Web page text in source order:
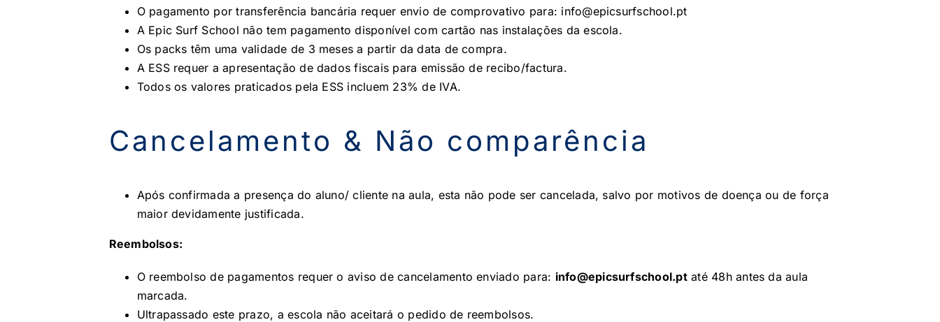
O pagamento por transferência bancária requer envio de comprovativo para: info@epicsurfschool.pt
A Epic Surf School não tem pagamento disponível com cartão nas instalações da escola.
Os packs têm uma validade de 3 meses a partir da data de compra.
A ESS requer a apresentação de dados fiscais para emissão de recibo/factura.
Todos os valores praticados pela ESS incluem 23% de IVA.
Cancelamento & Não comparência
Após confirmada a presença do aluno/ cliente na aula, esta não pode ser cancelada, salvo por motivos de doença ou de força
maior devidamente justificada.
Reembolsos:
O reembolso de pagamentos requer o aviso de cancelamento enviado para: info@epicsurfschool.ptaté 48h antes da aula
marcada.
Ultrapassado este prazo, a escola não aceitará o pedido de reembolsos.